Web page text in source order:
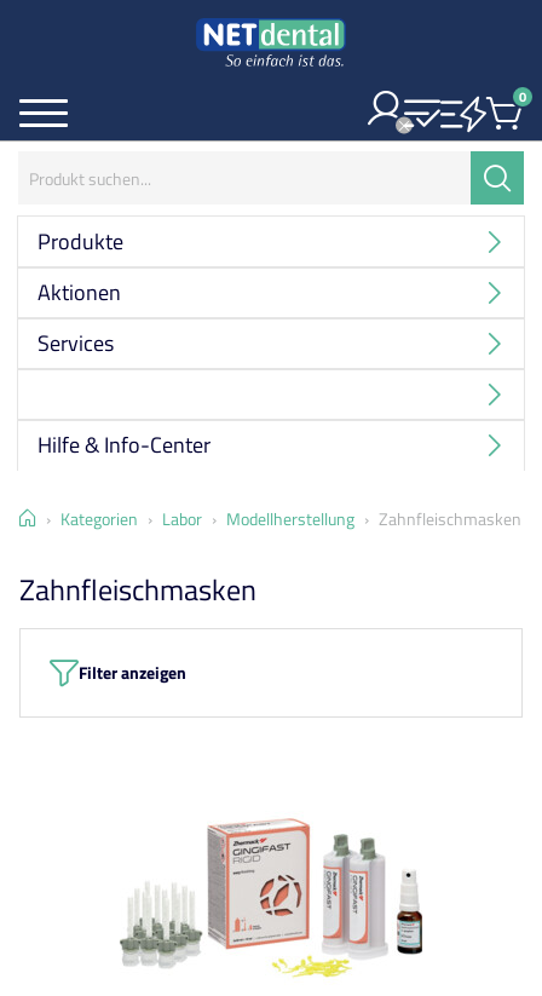
Menü 0
Produkte
Aktionen
Services
Hilfe & Info-Center
Home Kategorien Labor Modellherstellung Zahnfleischmasken
Zahnfleischmasken
Filter anzeigen